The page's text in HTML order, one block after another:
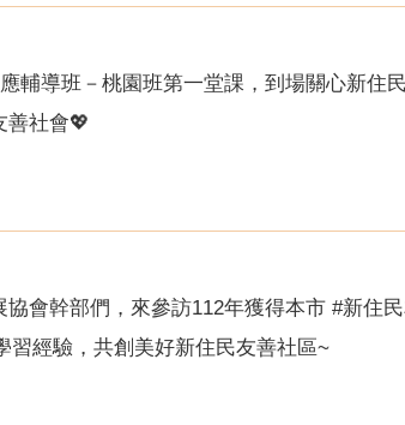
輔導班－桃園班第一堂課，到場關心新住
善社會💖
會幹部們，來參訪112年獲得本市 #新住
習經驗，共創美好新住民友善社區~